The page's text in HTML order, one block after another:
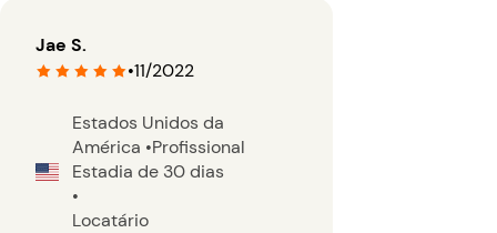
Jae S.
•11/2022
Estados Unidos da
América •Profissional
Estadia de 30 dias
•
Locatário